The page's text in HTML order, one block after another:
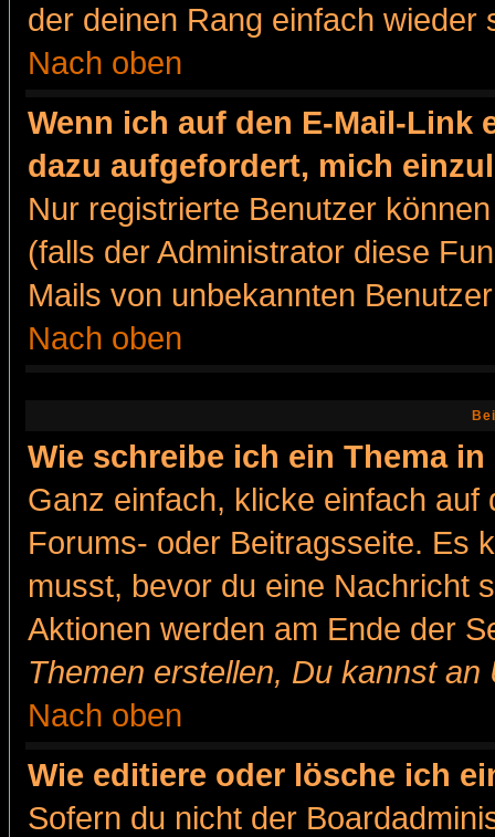
der deinen Rang einfach wieder
Nach oben
Wenn ich auf den E-Mail-Link
dazu aufgefordert, mich
Nur registrierte Benutzer
(falls der Administrator diese
Mails von unbekannten
Nach oben
Wie schreibe ich ein Thema
Ganz einfach, klicke einfach
Forums- oder Beitragsseite. Es
musst, bevor du eine Nachricht
Aktionen werden am Ende der
Themen erstellen, Du kannst
Nach oben
Wie editiere oder lösche ich
Sofern du nicht der